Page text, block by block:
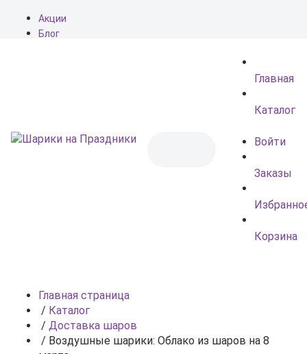
Акции
Блог
Главная
Каталог
Войти
Заказы
Корзина
Главная страница
/ Каталог
/ Доставка шаров
/ Воздушные шарики: Облако из шаров на 8